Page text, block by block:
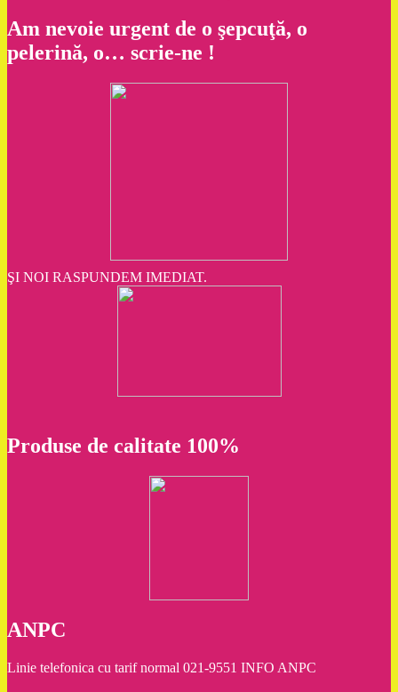
Am nevoie urgent de o şepcuţă, o
pelerină, o… scrie-ne !
ŞI NOI RASPUNDEM IMEDIAT.
Produse de calitate 100%
ANPC
Linie telefonica cu tarif normal 021-9551 INFO ANPC